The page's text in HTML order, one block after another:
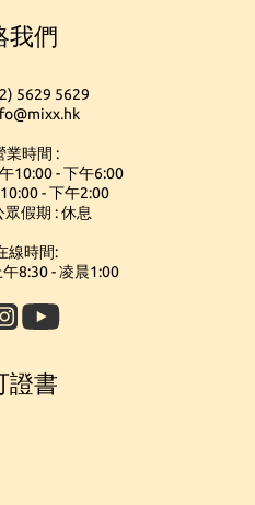
我們
5629 5629
業時間 :
10:00 - 下午6:00
- 下午2:00
假期 : 休息
線時間:
8:30 - 凌晨1:00
證書